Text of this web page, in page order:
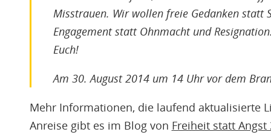
Misstrauen. Wir wollen freie Gedanken statt
Engagement statt Ohnmacht und
Euch!
Am 30. August 2014 um 14 Uhr vor dem
Mehr Informationen, die laufend aktualisierte
Anreise gibt es im Blog von Freiheit statt Angst